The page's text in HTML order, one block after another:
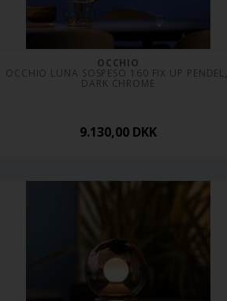
OCCHIO
OCCHIO LUNA SOSPESO 160 FIX UP PENDEL,
DARK CHROME
9.130,00 DKK